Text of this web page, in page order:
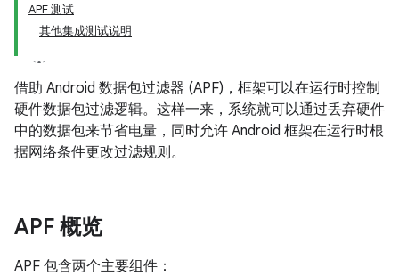
APF 测试
其他集成测试说明
借助 Android 数据包过滤器 (APF)，框架可以在运行时控制
硬件数据包过滤逻辑。这样一来，系统就可以通过丢弃硬件
中的数据包来节省电量，同时允许 Android 框架在运行时根
据网络条件更改过滤规则。
APF 概览
APF 包含两个主要组件：